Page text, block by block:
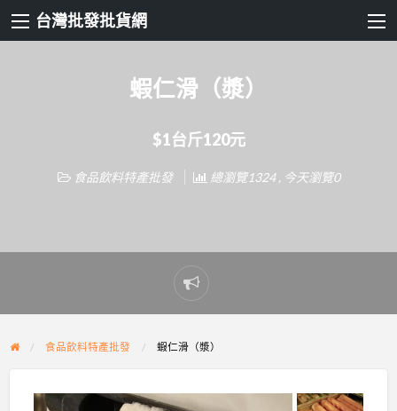
台灣批發批貨網
蝦仁滑（漿）
$1台斤120元
食品飲料特產批發 總瀏覽1324 , 今天瀏覽0
Report
problem
食品飲料特產批發 蝦仁滑（漿）